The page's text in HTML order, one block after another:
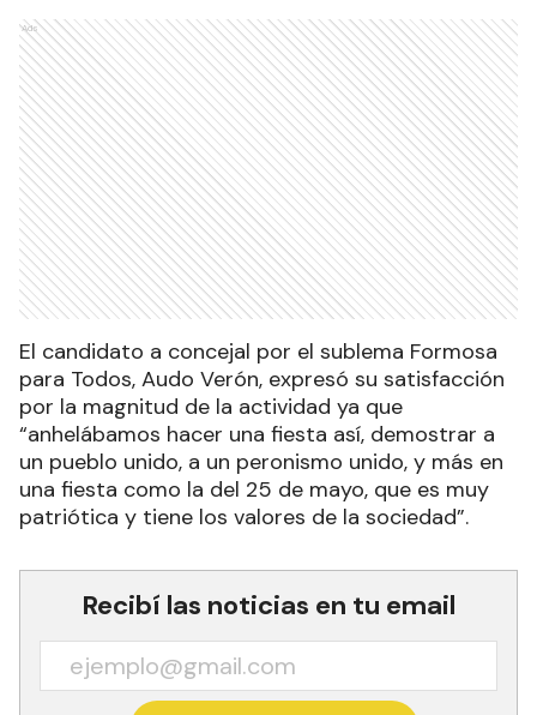
Ads
El candidato a concejal por el sublema Formosa
para Todos, Audo Verón, expresó su satisfacción
por la magnitud de la actividad ya que
“anhelábamos hacer una fiesta así, demostrar a
un pueblo unido, a un peronismo unido, y más en
una fiesta como la del 25 de mayo, que es muy
patriótica y tiene los valores de la sociedad”.
Recibí las noticias en tu email